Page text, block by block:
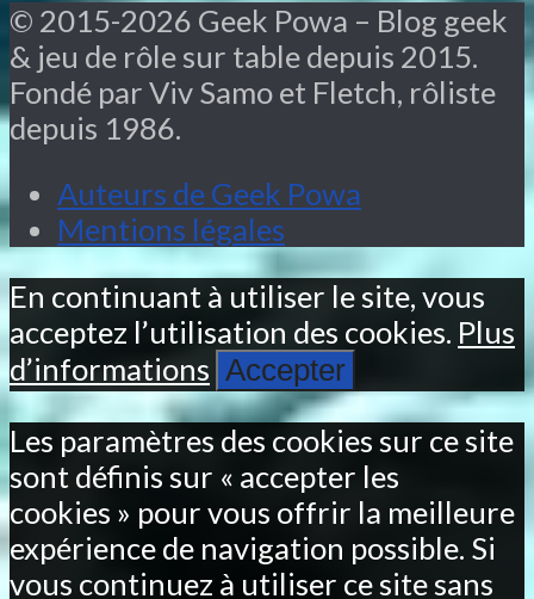
© 2015-2026 Geek Powa – Blog geek
& jeu de rôle sur table depuis 2015.
Fondé par Viv Samo et Fletch, rôliste
depuis 1986.
Auteurs de Geek Powa
Mentions légales
En continuant à utiliser le site, vous
acceptez l’utilisation des cookies. Plus
d’informations Accepter
Les paramètres des cookies sur ce site
sont définis sur « accepter les
cookies » pour vous offrir la meilleure
expérience de navigation possible. Si
vous continuez à utiliser ce site sans